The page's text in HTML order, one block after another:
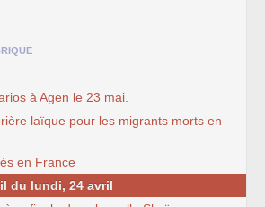
à Agen le 23 mai.
laïque pour les migrants morts en
en France
du lundi, 24 avril